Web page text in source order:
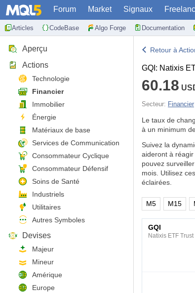
Forum Market Signaux
Articles CodeBase Algo Forge Documentation
Aperçu
Actions
Technologie
Financier
Immobilier
Énergie
Matériaux de base
Services de Communication
Consommateur Cyclique
Consommateur Défensif
Soins de Santé
Industriels
Utilitaires
Autres Symboles
Devises
Majeur
Mineur
Amérique
Europe
Retour à
GQI: Natixis
60.18
Secteur: Financier
Le taux de
à un minimum
Suivez la
aideront à
pouvez
mois. Utilisez
éclairées.
M5 M15
GQI
Natixis ETF